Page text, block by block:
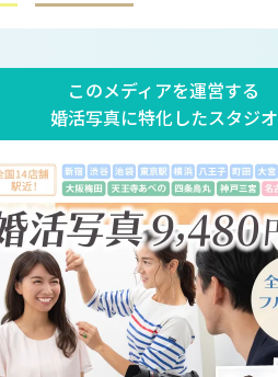
このメディアを運営する
婚活写真に特化したスタジオ